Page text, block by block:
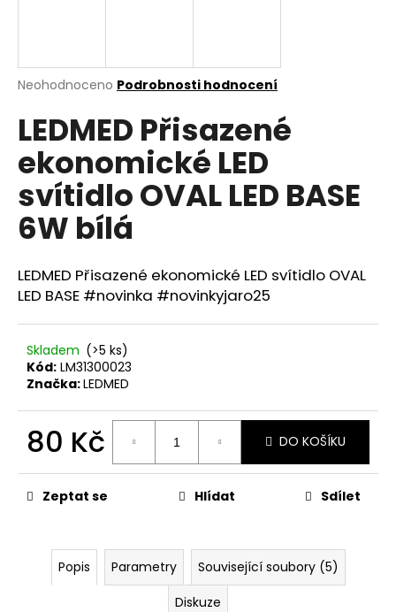
Průměrné
produktu
je
z
5
hvězdiček.
Neohodnoceno Podrobnosti hodnocení
LEDMED Přisazené
ekonomické LED
svítidlo OVAL LED BASE
6W bílá
LEDMED Přisazené ekonomické LED svítidlo OVAL
LED BASE #novinka #novinkyjaro25
Skladem (>5 ks)
Kód: LM31300023
Značka:LEDMED
80 Kč
cena:
DO KOŠÍKU
Zeptat se Hlídat Sdílet
Popis Parametry
Související soubory (5)
Diskuze
í
t
?
HLEDAT
D
o
p
o
u
u
m
e
VANA